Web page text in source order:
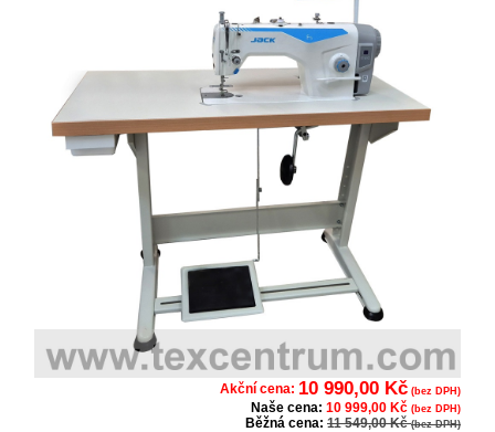
Akční cena: 10 990,00 Kč (bez DPH)
Naše cena: 10 999,00 Kč (bez DPH)
Běžná cena: 11 549,00 Kč(bez DPH)